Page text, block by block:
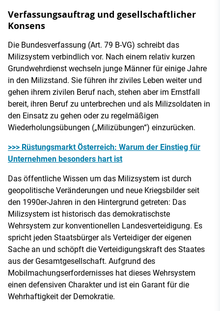
Verfassungsauftrag und gesellschaftlicher
Konsens
Die Bundesverfassung (Art. 79 B-VG) schreibt das
Milizsystem verbindlich vor. Nach einem relativ kurzen
Grundwehrdienst wechseln junge Männer für einige Jahre
in den Milizstand. Sie führen ihr ziviles Leben weiter und
gehen ihrem zivilen Beruf nach, stehen aber im Ernstfall
bereit, ihren Beruf zu unterbrechen und als Milizsoldaten in
den Einsatz zu gehen oder zu regelmäßigen
Wiederholungsübungen („Milizübungen“) einzurücken.
>>> Rüstungsmarkt Österreich: Warum der Einstieg für
Unternehmen besonders hart ist
Das öffentliche Wissen um das Milizsystem ist durch
geopolitische Veränderungen und neue Kriegsbilder seit
den 1990er-Jahren in den Hintergrund getreten: Das
Milizsystem ist historisch das demokratischste
Wehrsystem zur konventionellen Landesverteidigung. Es
spricht jeden Staatsbürger als Verteidiger der eigenen
Sache an und schöpft die Verteidigungskraft des Staates
aus der Gesamtgesellschaft. Aufgrund des
Mobilmachungserfordernisses hat dieses Wehrsystem
einen defensiven Charakter und ist ein Garant für die
Wehrhaftigkeit der Demokratie.